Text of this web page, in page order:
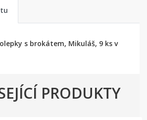
s brokátem, Mikuláš, 9 ks v
PRODUKTY